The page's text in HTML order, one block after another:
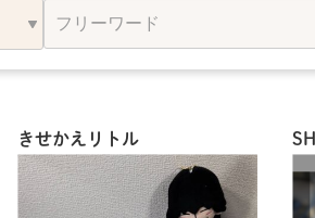
きせかえリトル